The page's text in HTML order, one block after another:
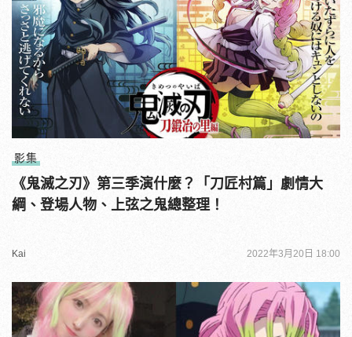
影集
《鬼滅之刃》第三季演什麼？「刀匠村篇」劇情大
綱、登場人物、上弦之鬼總整理！
Kai 2022年3月20日 18:00